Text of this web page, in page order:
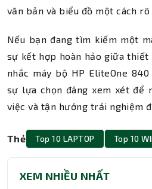
văn bản và biểu đồ một cách rõ
Nếu bạn đang tìm kiếm một
sự kết hợp hoàn hảo giữa thiết
nhắc máy bộ HP EliteOne 840
sự lựa chọn đáng xem xét để
việc và tận hưởng trải nghiệm
Thẻ Top 10 LAPTOP Top 10
XEM NHIỀU NHẤT